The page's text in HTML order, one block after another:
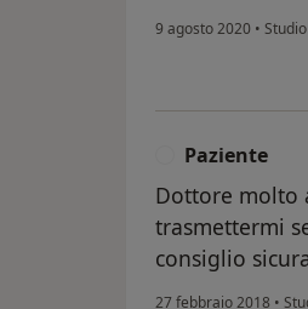
9 agosto 2020 •
Paziente
Dottore molto
trasmettermi
consiglio
27 febbraio 2018 •